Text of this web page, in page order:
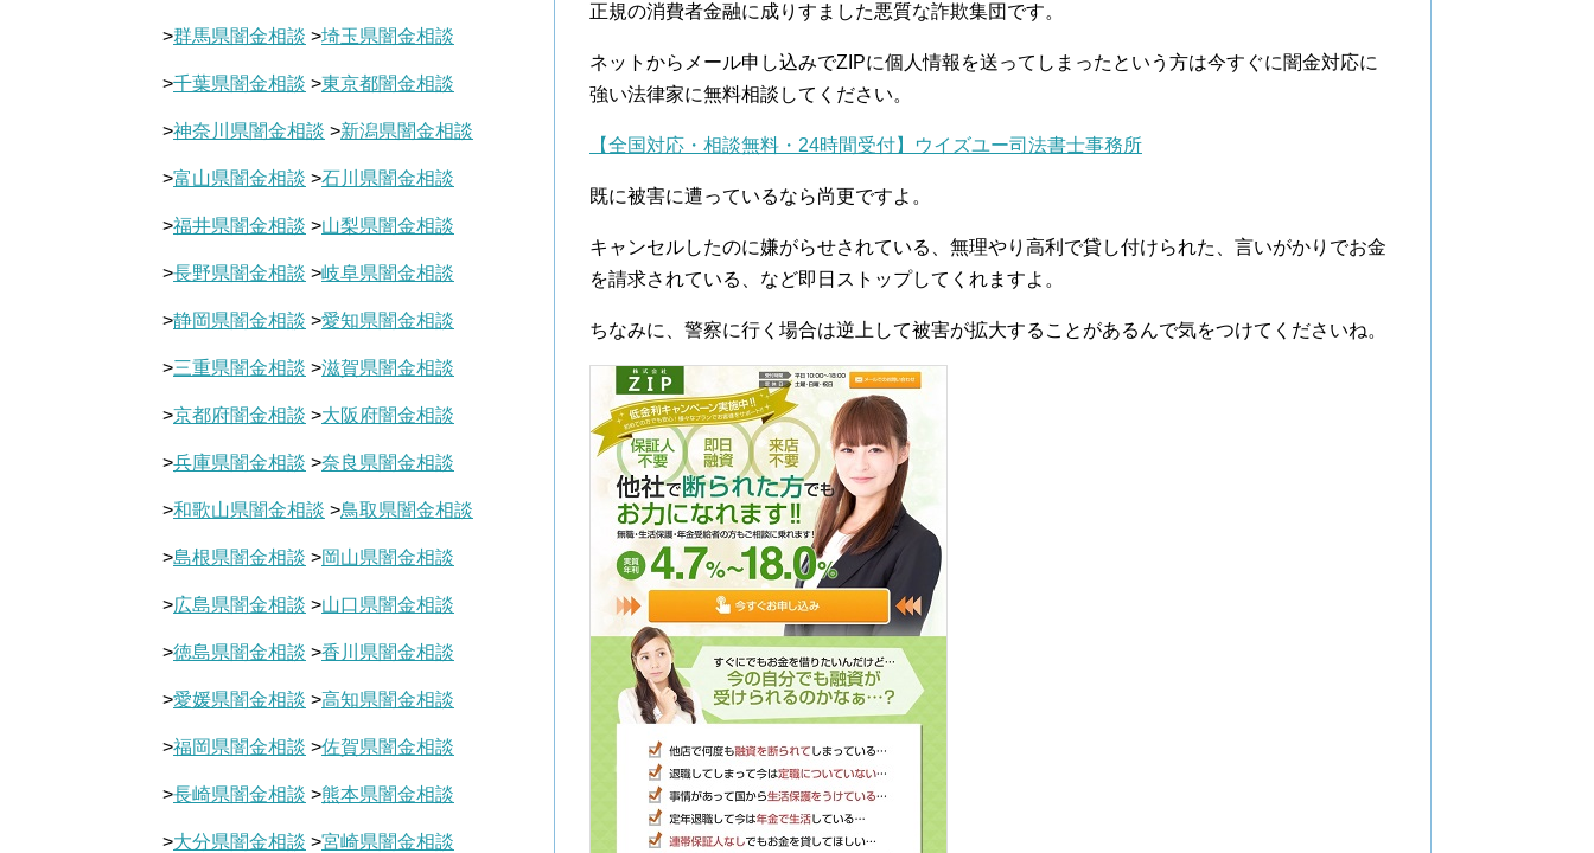
正規の消費者金融に成りすました悪質な詐欺集団です。
ネットからメール申し込みでZIPに個人情報を送ってしまったという方は今すぐに闇金対応に
強い法律家に無料相談してください。
【全国対応・相談無料・24時間受付】ウイズユー司法書士事務所
既に被害に遭っているなら尚更ですよ。
キャンセルしたのに嫌がらせされている、無理やり高利で貸し付けられた、言いがかりでお金
を請求されている、など即日ストップしてくれますよ。
ちなみに、警察に行く場合は逆上して被害が拡大することがあるんで気をつけてくださいね。
>群馬県闇金相談 >埼玉県闇金相談
>千葉県闇金相談 >東京都闇金相談
>神奈川県闇金相談 >新潟県闇金相談
>富山県闇金相談 >石川県闇金相談
>福井県闇金相談 >山梨県闇金相談
>長野県闇金相談 >岐阜県闇金相談
>静岡県闇金相談 >愛知県闇金相談
>三重県闇金相談 >滋賀県闇金相談
>京都府闇金相談 >大阪府闇金相談
>兵庫県闇金相談 >奈良県闇金相談
>和歌山県闇金相談 >鳥取県闇金相談
>島根県闇金相談 >岡山県闇金相談
>広島県闇金相談 >山口県闇金相談
>徳島県闇金相談 >香川県闇金相談
>愛媛県闇金相談 >高知県闇金相談
>福岡県闇金相談 >佐賀県闇金相談
>長崎県闇金相談 >熊本県闇金相談
>大分県闇金相談 >宮崎県闇金相談